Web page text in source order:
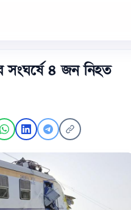
সংঘর্ষে ৪ জন নিহত